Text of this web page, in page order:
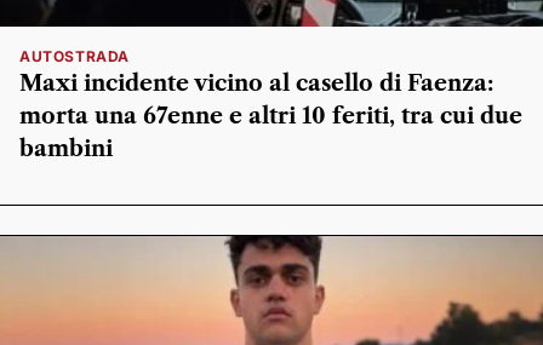
AUTOSTRADA
Maxi incidente vicino al casello di Faenza:
morta una 67enne e altri 10 feriti, tra cui due
bambini